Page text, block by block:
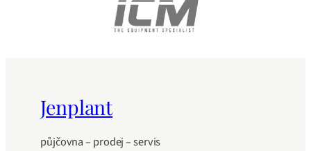
Jenplant
půjčovna – prodej – servis